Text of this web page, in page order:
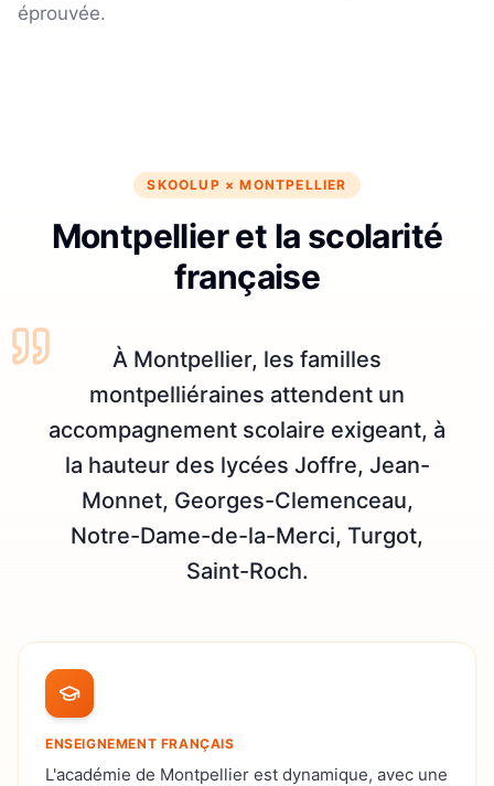
éprouvée.
SKOOLUP ×MONTPELLIER
Montpellier et la scolarité
française
À Montpellier, les familles
montpelliéraines attendent un
accompagnement scolaire exigeant, à
la hauteur des lycées Joffre, Jean-
Monnet, Georges-Clemenceau,
Notre-Dame-de-la-Merci, Turgot,
Saint-Roch.
ENSEIGNEMENT FRANÇAIS
L'académie de Montpellier est dynamique, avec une